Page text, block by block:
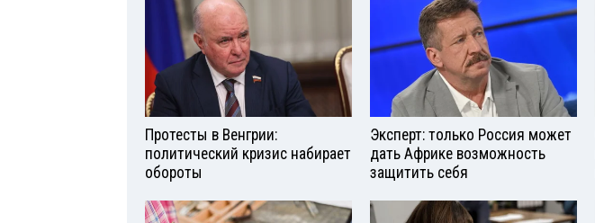
Протесты в Венгрии:
политический кризис набирает
обороты
Эксперт: только Россия может
дать Африке возможность
защитить себя